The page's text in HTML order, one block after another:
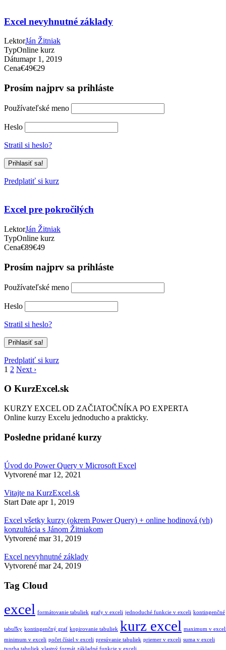
Excel nevyhnutné základy
LektorJán Žitniak
TypOnline kurz
Dátumapr 1, 2019
Cena€49€29
Prosím najprv sa prihláste
Používateľské meno
Heslo
Stratil si heslo?
Predplatiť si kurz
Excel pre pokročilých
LektorJán Žitniak
TypOnline kurz
Cena€89€49
Prosím najprv sa prihláste
Používateľské meno
Heslo
Stratil si heslo?
Predplatiť si kurz
1 2 Next ›
O KurzExcel.sk
KURZY EXCEL OD ZAČIATOČNÍKA PO EXPERTA
Online kurzy Excelu jednoducho a prakticky.
Posledne pridané kurzy
Úvod do Power Query v Microsoft Excel
Vytvorené mar 12, 2021
Vitajte na KurzExcel.sk
Start Date apr 1, 2019
Excel všetky kurzy (okrem Power Query) + online hodinová (vh)
konzultácia s Jánom Žitniakom
Vytvorené mar 31, 2019
Excel nevyhnutné základy
Vytvorené mar 24, 2019
Tag Cloud
excel formátovanie tabuliek grafy v exceli jednoduché funkcie v exceli kontingenčné
tabuľky kontingenčný graf kopirovanie tabuliek kurz excel maximum v
minimum v exceli počet čísiel v exceli presúvanie tabuliek priemer v exceli suma v exceli
tvorba tabuliek vlastný formát základné funkcie v exceli